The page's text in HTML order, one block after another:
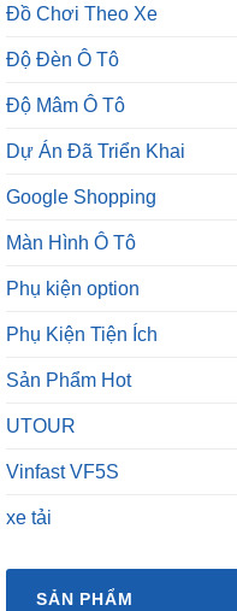
Đồ Chơi Theo Xe
Độ Đèn Ô Tô
Độ Mâm Ô Tô
Dự Án Đã Triển Khai
Google Shopping
Màn Hình Ô Tô
Phụ kiện option
Phụ Kiện Tiện Ích
Sản Phẩm Hot
UTOUR
Vinfast VF5S
xe tải
SẢN PHẨM